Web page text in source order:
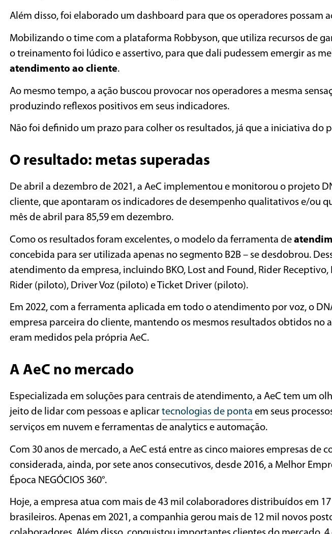
Além disso, foi elaborado um dashboard para que os operadores possam
Mobilizando o time com a plataforma Robbyson, que utiliza recursos de
o treinamento foi lúdico e assertivo, para que dali pudessem emergir as
atendimento ao cliente.
Ao mesmo tempo, a ação buscou provocar nos operadores a mesma
produzindo reflexos positivos em seus indicadores.
Não foi definido um prazo para colher os resultados, já que a iniciativa do
O resultado: metas superadas
De abril a dezembro de 2021, a AeC implementou e monitorou o projeto
cliente, que apontaram os indicadores de desempenho qualitativos e/ou
mês de abril para 85,59 em dezembro.
Como os resultados foram excelentes, o modelo da ferramenta de
concebida para ser utilizada apenas no segmento B2B – se desdobrou.
atendimento da empresa, incluindo BKO, Lost and Found, Rider Receptivo,
Rider (piloto), Driver Voz (piloto) e Ticket Driver (piloto).
Em 2022, com a ferramenta aplicada em todo o atendimento por voz, o
empresa parceira do cliente, mantendo os mesmos resultados obtidos no
eram medidos pela própria AeC.
A AeC no mercado
Especializada em soluções para centrais de atendimento, a AeC tem um
jeito de lidar com pessoas e aplicartecnologias de ponta em seus
serviços em nuvem e ferramentas de analytics e automação.
Com 30 anos de mercado, a AeC está entre as cinco maiores empresas de
considerada, ainda, por sete anos consecutivos, desde 2016, a Melhor
Época NEGÓCIOS 360°.
Hoje, a empresa atua com mais de 43 mil colaboradores distribuídos em
brasileiros. Apenas em 2021, a companhia gerou mais de 12 mil novos